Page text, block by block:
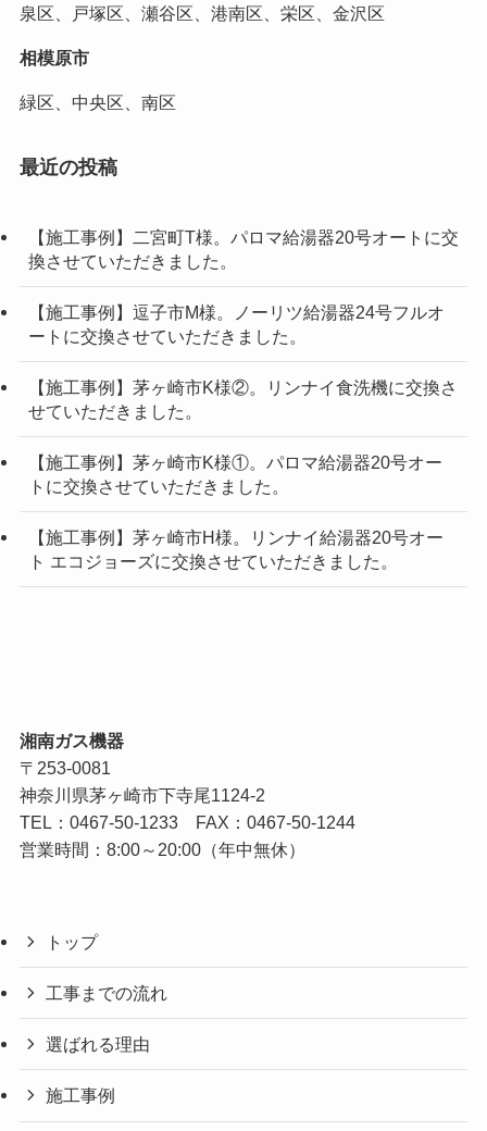
泉区、戸塚区、瀬谷区、港南区、栄区、金沢区
相模原市
緑区、中央区、南区
最近の投稿
【施工事例】二宮町T様。パロマ給湯器20号オートに交
換させていただきました。
【施工事例】逗子市M様。ノーリツ給湯器24号フルオ
ートに交換させていただきました。
【施工事例】茅ヶ崎市K様②。リンナイ食洗機に交換さ
せていただきました。
【施工事例】茅ヶ崎市K様①。パロマ給湯器20号オー
トに交換させていただきました。
【施工事例】茅ヶ崎市H様。リンナイ給湯器20号オー
ト エコジョーズに交換させていただきました。
湘南ガス機器
〒253-0081
神奈川県茅ヶ崎市下寺尾1124-2
TEL： 0467-50-1233FAX：0467-50-1244
営業時間：8:00～20:00（年中無休）
トップ
工事までの流れ
選ばれる理由
施工事例